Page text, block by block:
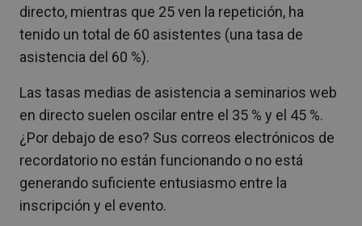
directo, mientras que 25 ven la repetición, ha
tenido un total de 60 asistentes (una tasa de
asistencia del 60 %).
Las tasas medias de asistencia a seminarios web
en directo suelen oscilar entre el 35 % y el 45 %.
¿Por debajo de eso? Sus correos electrónicos de
recordatorio no están funcionando o no está
generando suficiente entusiasmo entre la
inscripción y el evento.